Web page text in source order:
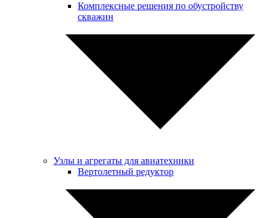
Комплексные решения по обустройству
скважин
Узлы и агрегаты для авиатехники
Вертолетный редуктор